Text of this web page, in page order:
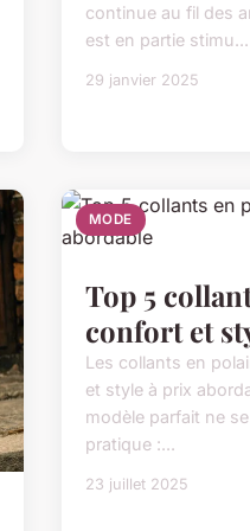
continue au fil des
est en partie stimu...
29 janvier 2025
MODE
Top 5
confort et
Les collants en
et style à prix
modèle parfait ne
pratique :...
23 juillet 2025